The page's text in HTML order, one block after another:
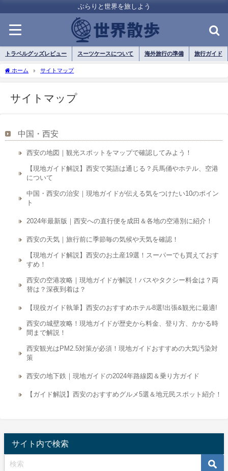
ぶらりと世界を旅しよう
トラベルグッズレビュー スーツケースについて 海外旅行の準備 旅行ガイド
ホーム サイトマップ
サイトマップ
中国・西安
西安の地図｜観光スポットをマップで確認してみよう！
【現地ガイド解説】西安で英語は通じる？兵馬俑やホテル、空港
について
中国・西安の治安｜現地ガイドが伝える気をつけたい10のポイン
ト
2024年最新版｜西安への直行便を成田＆各地の空港別に紹介！
西安の天気｜旅行前に季節毎の気候や天気を確認！
【現地ガイド解説】西安のお土産19選！スーパーでも買えておす
すめ！
西安の空港攻略｜現地ガイドが解説！バスやタクシー料金は？両
替は？深夜到着は？
【現役ガイド執筆】西安のおすすめホテル8選!出張&観光に最適!
西安の城壁攻略！現地ガイドが歴史から料金、登り方、かかる時
間まで解説！
西安観光はPM2.5対策が必須！現地ガイドおすすめの大気汚染対
策
西安の地下鉄｜現地ガイドの2024年路線図＆乗り方ガイド
【ガイド解説】西安のおすすめグルメ5選＆地元民スポット紹介！
サイト内で検索